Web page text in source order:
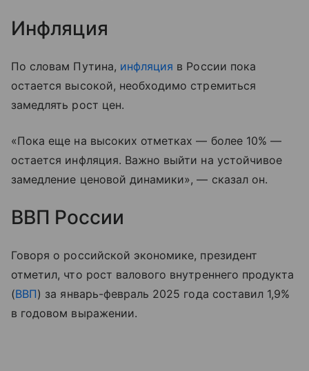
Инфляция
По словам Путина, инфляция в России пока
остается высокой, необходимо стремиться
замедлять рост цен.
«Пока еще на высоких отметках — более 10% —
остается инфляция. Важно выйти на устойчивое
замедление ценовой динамики», — сказал он.
ВВП России
Говоря о российской экономике, президент
отметил, что рост валового внутреннего продукта
(ВВП) за январь-февраль 2025 года составил 1,9%
в годовом выражении.